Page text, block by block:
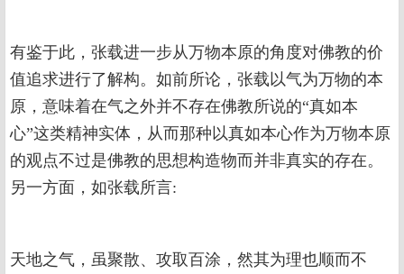
有鉴于此，张载进一步从万物本原的角度对佛教的价
值追求进行了解构。如前所论，张载以气为万物的本
原，意味着在气之外并不存在佛教所说的“真如本
心”这类精神实体，从而那种以真如本心作为万物本原
的观点不过是佛教的思想构造物而并非真实的存在。
另一方面，如张载所言:
天地之气，虽聚散、攻取百涂，然其为理也顺而不